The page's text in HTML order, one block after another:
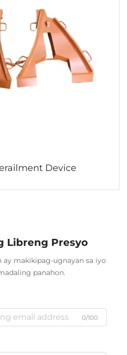
Device
Libreng Presyo
makikipag-ugnayan sa iyo
panahon.
0/100